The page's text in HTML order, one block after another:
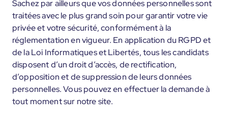
Sachez par ailleurs que vos données personnelles sont
traitées avec le plus grand soin pour garantir votre vie
privée et votre sécurité, conformément à la
réglementation en vigueur. En application du RGPD et
de la Loi Informatiques et Libertés, tous les candidats
disposent d’un droit d’accès, de rectification,
d’opposition et de suppression de leurs données
personnelles. Vous pouvez en effectuer la demande à
tout moment sur notre site.